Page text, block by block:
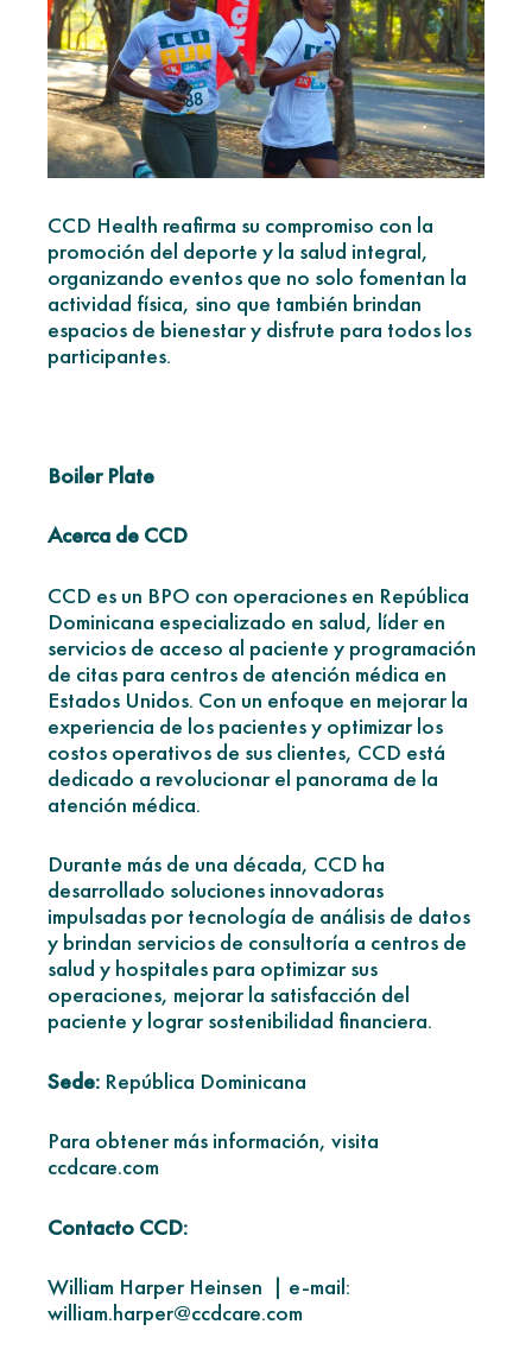
CCD Health reafirma su compromiso con la
promoción del deporte y la salud integral,
organizando eventos que no solo fomentan la
actividad física, sino que también brindan
espacios de bienestar y disfrute para todos los
participantes.
Boiler Plate
Acerca de CCD
CCD es un BPO con operaciones en República
Dominicana especializado en salud, líder en
servicios de acceso al paciente y programación
de citas para centros de atención médica en
Estados Unidos. Con un enfoque en mejorar la
experiencia de los pacientes y optimizar los
costos operativos de sus clientes, CCD está
dedicado a revolucionar el panorama de la
atención médica.
Durante más de una década, CCD ha
desarrollado soluciones innovadoras
impulsadas por tecnología de análisis de datos
y brindan servicios de consultoría a centros de
salud y hospitales para optimizar sus
operaciones, mejorar la satisfacción del
paciente y lograr sostenibilidad financiera.
Sede: República Dominicana
Para obtener más información, visita
ccdcare.com
Contacto CCD:
William Harper Heinsen | e-mail:
william.harper@ccdcare.com